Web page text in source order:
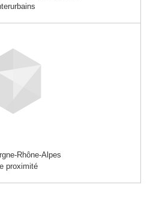
Rhône-Alpes
proximité